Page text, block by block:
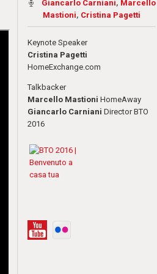
Giancarlo Carniani, Marcello
Mastioni, Cristina Pagetti
Keynote Speaker
Cristina Pagetti
HomeExchange.com
Talkbacker
Marcello Mastioni HomeAway
Giancarlo Carniani Director BTO
2016